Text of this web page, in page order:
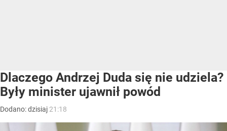
Dlaczego Andrzej Duda się nie udziela?
Były minister ujawnił powód
Dodano:dzisiaj 21:18